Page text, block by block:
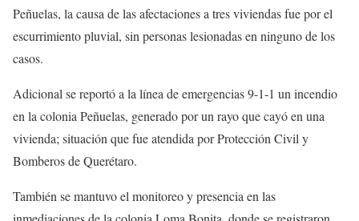
Peñuelas, la causa de las afectaciones a tres viviendas fue por el
escurrimiento pluvial, sin personas lesionadas en ninguno de los
casos.
Adicional se reportó a la línea de emergencias 9-1-1 un incendio
en la colonia Peñuelas, generado por un rayo que cayó en una
vivienda; situación que fue atendida por Protección Civil y
Bomberos de Querétaro.
También se mantuvo el monitoreo y presencia en las